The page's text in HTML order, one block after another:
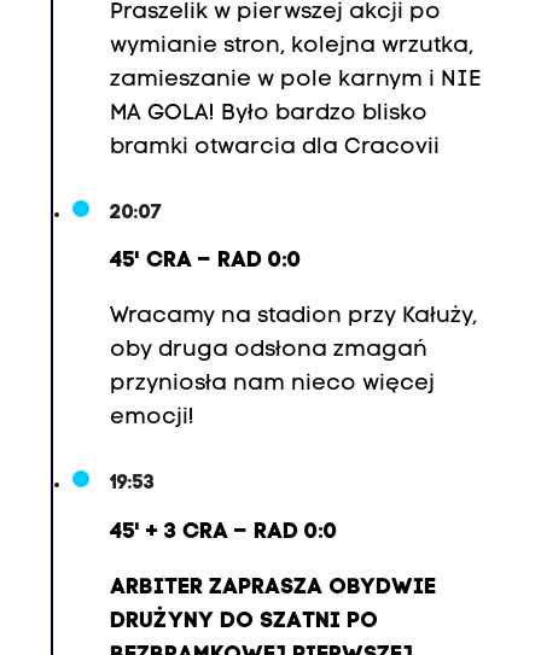
Praszelik w pierwszej akcji po
wymianie stron, kolejna wrzutka,
zamieszanie w pole karnym i NIE
MA GOLA! Było bardzo blisko
bramki otwarcia dla Cracovii
20:07
45' CRA – RAD 0:0
Wracamy na stadion przy Kałuży,
oby druga odsłona zmagań
przyniosła nam nieco więcej
emocji!
19:53
45' + 3 CRA – RAD 0:0
ARBITER ZAPRASZA OBYDWIE
DRUŻYNY DO SZATNI PO